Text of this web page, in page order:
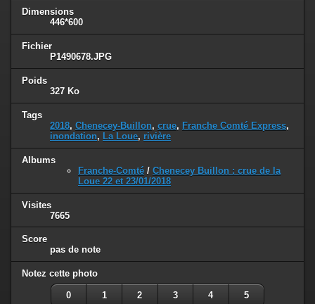
Dimensions
446*600
Fichier
P1490678.JPG
Poids
327 Ko
Tags
2018, Chenecey-Buillon, crue, Franche Comté Express,
inondation, La Loue, rivière
Albums
Franche-Comté / Chenecey Buillon : crue de la
Loue 22 et 23/01/2018
Visites
7665
Score
pas de note
Notez cette photo
0 1 2 3 4 5